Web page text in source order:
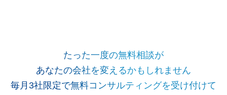
たった一度の無料相談が
あなたの会社を変えるかもしれません
毎月3社限定で無料コンサルティングを受け付けて